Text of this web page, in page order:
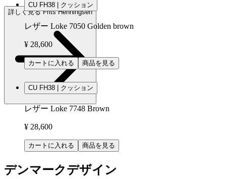
詳しく見る Frits Henningsen
CU FH38 | クッション
レザー Loke 7050 Golden brown
¥ 28,600
カートに入れる 商品を見る
CU FH38 | クッション
レザー Loke 7748 Brown
¥ 28,600
カートに入れる 商品を見る
デンマークデザイン